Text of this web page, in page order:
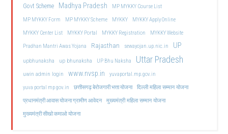
Govt Scheme Madhya Pradesh
MP MYKKY Course List
MP MYKKY Form
MP MYKKY Scheme MYKKY
MYKKY Apply Online
MYKKY Center List
MYKKY Portal MYKKY Registration
MYKKY Website
Pradhan Mantri Awas Yojana
Rajasthan sewayojan.up.nic.in UP
upbhunaksha up bhunaksha UP Bhu Naksha Uttar Pradesh
uwin admin login www.nvsp.in
yuvaportal.mp.gov.in
yuva portal mp gov.in
छत्तीसगढ़ बेरोजगारी भत्ता योजना दिल्ली महिला सम्मान योजना
प्रधानमंत्री आवास योजना ग्रामीण आवेदन मुख्यमंत्री महिला सम्मान योजना
मुख्यमंत्री सीखो कमाओ योजना